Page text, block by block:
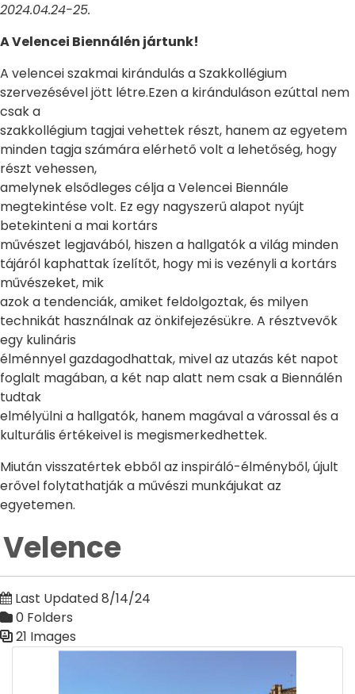
2024.04.24-25.
A Velencei Biennálén jártunk!
A velencei szakmai kirándulás a Szakkollégium
szervezésével jött létre.Ezen a kiránduláson ezúttal nem
csak a
szakkollégium tagjai vehettek részt, hanem az egyetem
minden tagja számára elérhető volt a lehetőség, hogy
részt vehessen,
amelynek elsődleges célja a Velencei Biennále
megtekintése volt. Ez egy nagyszerű alapot nyújt
betekinteni a mai kortárs
művészet legjavából, hiszen a hallgatók a világ minden
tájáról kaphattak ízelítőt, hogy mi is vezényli a kortárs
művészeket, mik
azok a tendenciák, amiket feldolgoztak, és milyen
technikát használnak az önkifejezésükre. A résztvevők
egy kulináris
élménnyel gazdagodhattak, mivel az utazás két napot
foglalt magában, a két nap alatt nem csak a Biennálén
tudtak
elmélyülni a hallgatók, hanem magával a várossal és a
kulturális értékeivel is megismerkedhettek.
Miután visszatértek ebből az inspiráló-élményből, újult
erővel folytathatják a művészi munkájukat az
egyetemen.
Velence
Last Updated 8/14/24
0 Folders
21 Images
Media Gallery